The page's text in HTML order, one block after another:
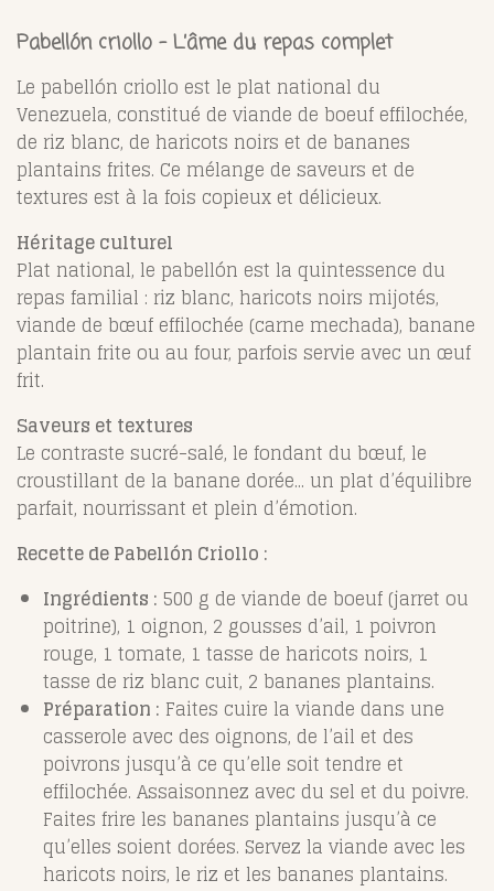
Pabellón criollo – L’âme du repas complet
Le pabellón criollo est le plat national du
Venezuela, constitué de viande de boeuf effilochée,
de riz blanc, de haricots noirs et de bananes
plantains frites. Ce mélange de saveurs et de
textures est à la fois copieux et délicieux.
Héritage culturel
Plat national, le pabellón est la quintessence du
repas familial : riz blanc, haricots noirs mijotés,
viande de bœuf effilochée (carne mechada), banane
plantain frite ou au four, parfois servie avec un œuf
frit.
Saveurs et textures
Le contraste sucré-salé, le fondant du bœuf, le
croustillant de la banane dorée... un plat d’équilibre
parfait, nourrissant et plein d’émotion.
Recette de Pabellón Criollo :
Ingrédients : 500 g de viande de boeuf (jarret ou
poitrine), 1 oignon, 2 gousses d’ail, 1 poivron
rouge, 1 tomate, 1 tasse de haricots noirs, 1
tasse de riz blanc cuit, 2 bananes plantains.
Préparation : Faites cuire la viande dans une
casserole avec des oignons, de l’ail et des
poivrons jusqu’à ce qu’elle soit tendre et
effilochée. Assaisonnez avec du sel et du poivre.
Faites frire les bananes plantains jusqu’à ce
qu’elles soient dorées. Servez la viande avec les
haricots noirs, le riz et les bananes plantains.